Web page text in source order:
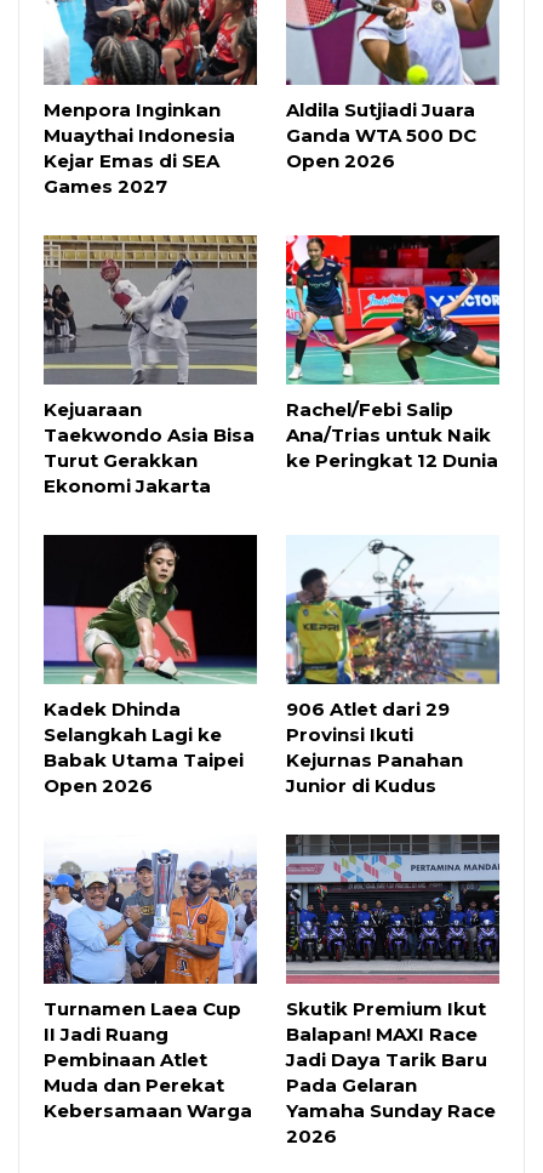
Menpora Inginkan
Muaythai Indonesia
Kejar Emas di SEA
Games 2027
Aldila Sutjiadi Juara
Ganda WTA 500 DC
Open 2026
Kejuaraan
Taekwondo Asia Bisa
Turut Gerakkan
Ekonomi Jakarta
Rachel/Febi Salip
Ana/Trias untuk Naik
ke Peringkat 12 Dunia
Kadek Dhinda
Selangkah Lagi ke
Babak Utama Taipei
Open 2026
906 Atlet dari 29
Provinsi Ikuti
Kejurnas Panahan
Junior di Kudus
Turnamen Laea Cup
II Jadi Ruang
Pembinaan Atlet
Muda dan Perekat
Kebersamaan Warga
Skutik Premium Ikut
Balapan! MAXI Race
Jadi Daya Tarik Baru
Pada Gelaran
Yamaha Sunday Race
2026